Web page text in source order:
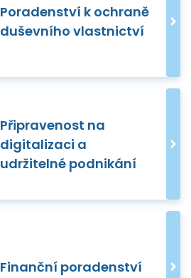
Poradenství k ochraně
duševního vlastnictví
Připravenost na
digitalizaci a
udržitelné podnikání
Finanční poradenství